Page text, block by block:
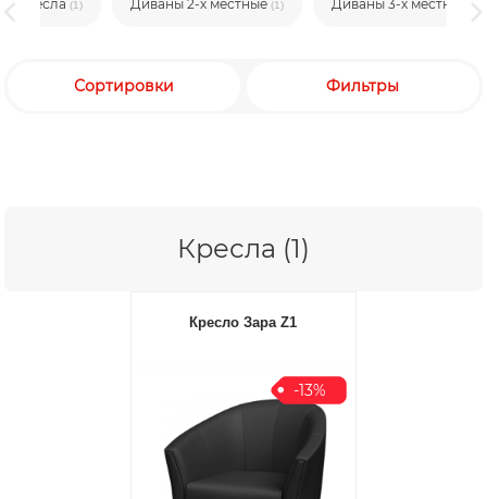
Кресла(1) Диваны 2-х местные(1) Диваны 3-х местные(1)
Сортировки Фильтры
Кресла (1)
Кресло Зара Z1
-13%